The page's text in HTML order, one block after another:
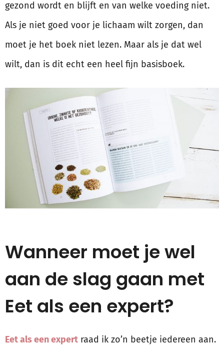
gezond wordt en blijft en van welke voeding niet.
Als je niet goed voor je lichaam wilt zorgen, dan
moet je het boek niet lezen. Maar als je dat wel
wilt, dan is dit echt een heel fijn basisboek.
Wanneer moet je wel
aan de slag gaan met
Eet als een expert?
Eet als een expert raad ik zo’n beetje iedereen aan.